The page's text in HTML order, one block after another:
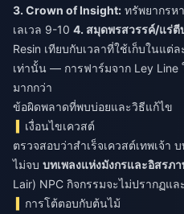
3. Crown of Insight: ทรัพยากรห
เลเวล 9-10 4. สมุดพรสวรรค์/แร่ตี
Resin เทียบกับเวลาที่ใช้เก็บในแต่
เท่านั้น — การฟาร์มจาก Ley Line
มากกว่า
ข้อผิดพลาดที่พบบ่อยและวิธีแก้ไข
เงื่อนไขเควสต์
ตรวจสอบว่าสำเร็จเควสต์เทพเจ้า
ไม่จบ บทเพลงแห่งมังกรและอิสรภ
Lair) NPC กิจกรรมจะไม่ปรากฏแ
การโต้ตอบกับต้นไม้